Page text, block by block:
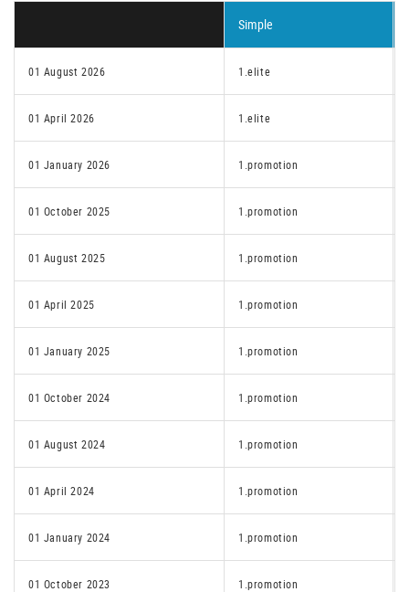
Simple
01 August 2026 1.elite
01 April 2026 1.elite
01 January 2026 1.promotion
01 October 2025 1.promotion
01 August 2025 1.promotion
01 April 2025 1.promotion
01 January 2025 1.promotion
01 October 2024 1.promotion
01 August 2024 1.promotion
01 April 2024 1.promotion
01 January 2024 1.promotion
01 October 2023 1.promotion